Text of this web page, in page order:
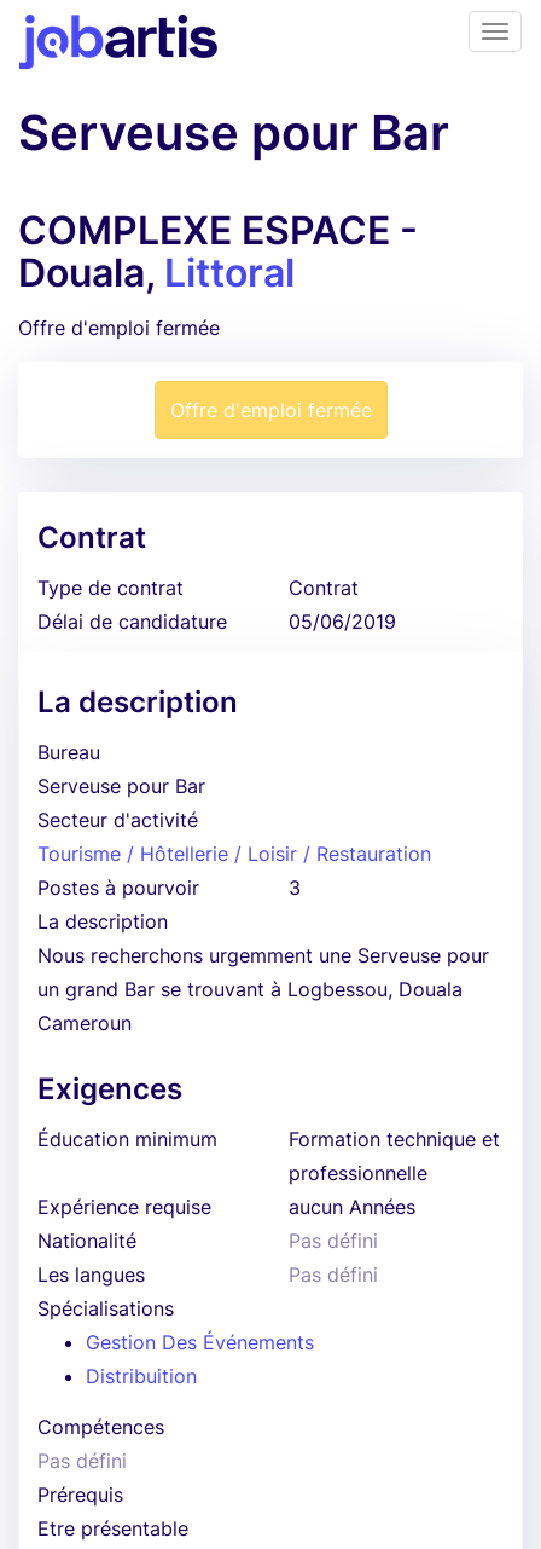
Serveuse pour Bar
COMPLEXE ESPACE -
Douala, Littoral
Offre d'emploi fermée
Offre d'emploi fermée
Contrat
Type de contrat
Contrat
Délai de candidature
05/06/2019
La description
Bureau
Serveuse pour Bar
Secteur d'activité
Tourisme / Hôtellerie / Loisir / Restauration
Postes à pourvoir
3
La description
Nous recherchons urgemment une Serveuse pour
un grand Bar se trouvant à Logbessou, Douala
Cameroun
Exigences
Éducation minimum
Formation technique et
professionnelle
Expérience requise
aucun Années
Nationalité
Pas défini
Les langues
Pas défini
Spécialisations
Gestion Des Événements
Distribuition
Compétences
Pas défini
Prérequis
Etre présentable